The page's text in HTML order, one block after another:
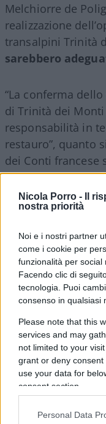
Nicola Porro -
Il
nostra priorità
Noi e i nostri partner
come i cookie per
funzionalità per social
Facendo clic di
tecnologia. Puoi
consenso in qualsiasi
Please note that this
services and may
not limited to your
grant or deny
use your data for
consent section.
Personal Data
Melchiorre de
realizzazione
transalpini Trinità
sarebbero
“La conferma
di Trinità dei Monti
responsabilità in
restauro”, quanto
dei Conti francese
presso la Santa
fine
curato da Roma e
compagnia
Leggi anche:
Macron è nel
“Ma cosa
possono fare a
esagerano.